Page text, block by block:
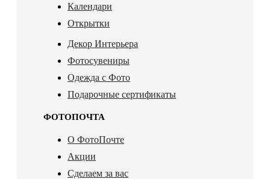
Календари
Открытки
Декор Интерьера
Фотосувениры
Одежда с Фото
Подарочные сертификаты
ФОТОПОЧТА
О ФотоПочте
Акции
Сделаем за вас